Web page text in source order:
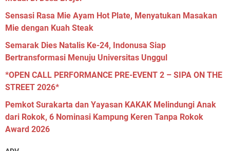
Sensasi Rasa Mie Ayam Hot Plate, Menyatukan Masakan
Mie dengan Kuah Steak
Semarak Dies Natalis Ke-24, Indonusa Siap
Bertransformasi Menuju Universitas Unggul
*OPEN CALL PERFORMANCE PRE-EVENT 2 – SIPA ON THE
STREET 2026*
Pemkot Surakarta dan Yayasan KAKAK Melindungi Anak
dari Rokok, 6 Nominasi Kampung Keren Tanpa Rokok
Award 2026